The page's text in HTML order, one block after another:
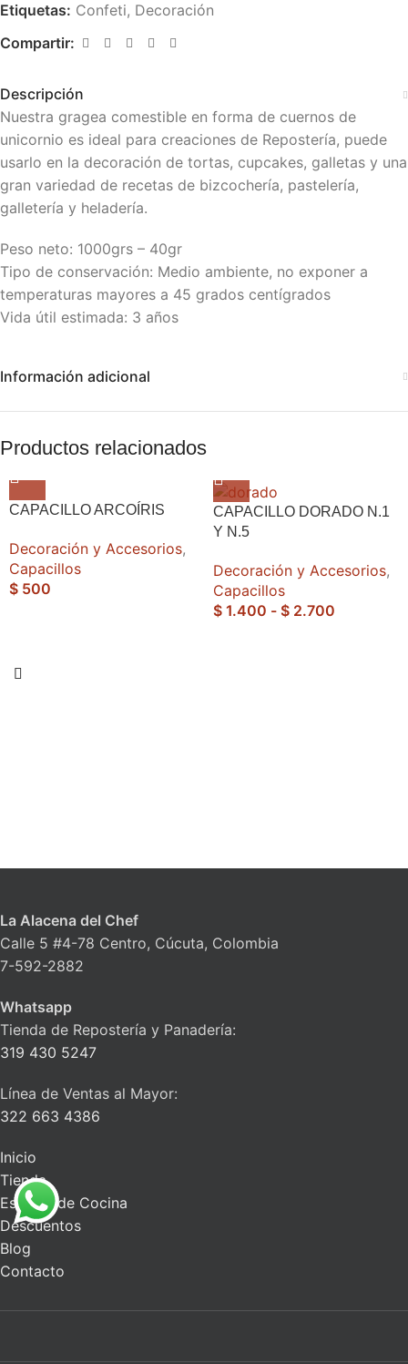
Etiquetas: Confeti, Decoración
Compartir:
Descripción
Nuestra gragea comestible en forma de cuernos de
unicornio es ideal para creaciones de Repostería, puede
usarlo en la decoración de tortas, cupcakes, galletas y una
gran variedad de recetas de bizcochería, pastelería,
galletería y heladería.
Peso neto: 1000grs – 40gr
Tipo de conservación: Medio ambiente, no exponer a
temperaturas mayores a 45 grados centígrados
Vida útil estimada: 3 años
Información adicional
Productos relacionados
CAPACILLO ARCOÍRIS
Decoración y Accesorios,
Capacillos
$ 500
CAPACILLO DORADO N.1
Y N.5
Decoración y Accesorios,
Capacillos
$ 1.400 - $ 2.700
La Alacena del Chef
Calle 5 #4-78 Centro, Cúcuta, Colombia
7-592-2882
Whatsapp
Tienda de Repostería y Panadería:
319 430 5247
Línea de Ventas al Mayor:
322 663 4386
Inicio
Tienda
Escuela de Cocina
Descuentos
Blog
Contacto